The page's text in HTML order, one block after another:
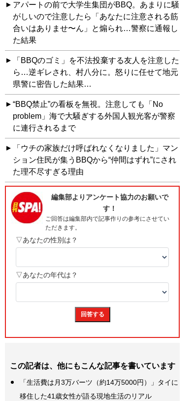
アパートの前で大学生集団がBBQ。あまりに騒
がしいので注意したら「あなたに注意される筋
合いはありませ〜ん」と煽られ…警察に通報し
た結果
「BBQのゴミ」を不法投棄する友人を注意した
ら…逆ギレされ、村八分に。怒りに任せて地元
県警に密告した結果…
“BBQ禁止”の看板を無視。注意しても「No
problem」海で大騒ぎする外国人観光客が警察
に連行されるまで
「ウチの家族だけ呼ばれなくなりました」マン
ション住民が集うBBQから“仲間はずれ”にされ
た理不尽すぎる理由
この記者は、他にもこんな記事を書いています
「生活費は月3万バーツ（約14万5000円）」タイに
移住した41歳女性が語る現地生活のリアル